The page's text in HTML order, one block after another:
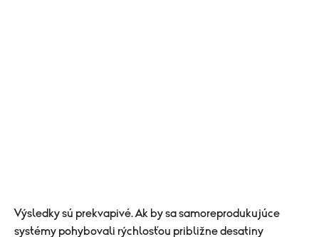
Výsledky sú prekvapivé. Ak by sa samoreprodukujúce
systémy pohybovali rýchlosťou približne desatiny